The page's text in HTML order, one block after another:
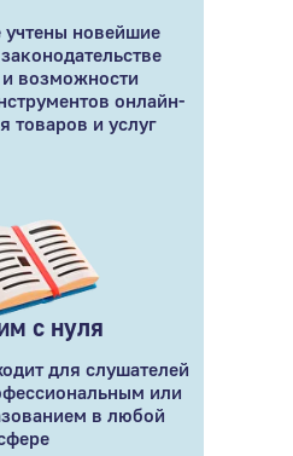
новейшие
возможности
онлайн-
товаров и услуг
с нуля
для слушателей
или
в любой